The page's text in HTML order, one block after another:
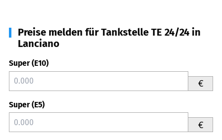
Preise melden für Tankstelle TE 24/24 in
Lanciano
Super (E10)
€
Super (E5)
€